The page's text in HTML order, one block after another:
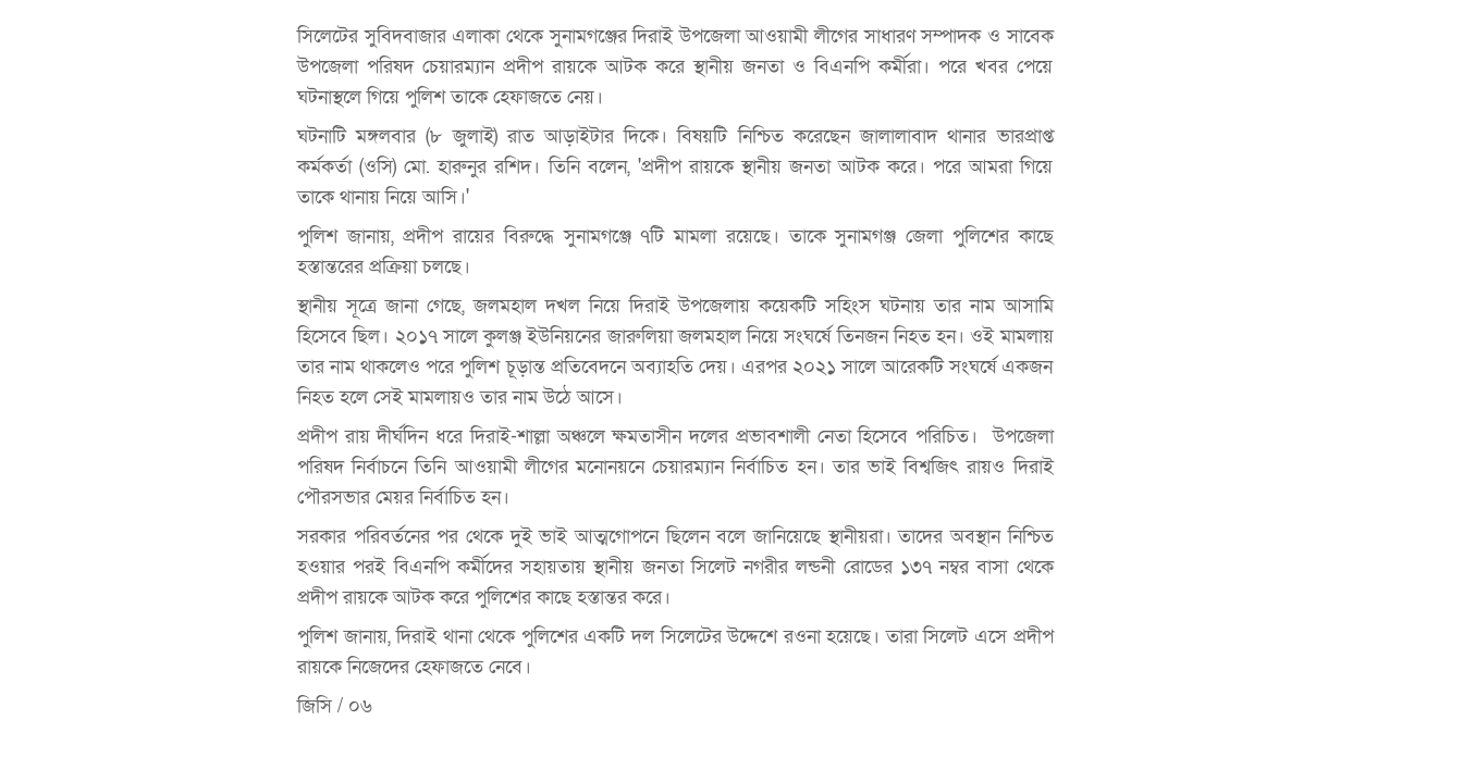
সিলেটের সুবিদবাজার এলাকা থেকে সুনামগঞ্জের দিরাই উপজেলা আওয়ামী লীগের সাধারণ সম্পাদক ও সাবেক
উপজেলা পরিষদ চেয়ারম্যান প্রদীপ রায়কে আটক করে স্থানীয় জনতা ও বিএনপি কর্মীরা। পরে খবর পেয়ে
ঘটনাস্থলে গিয়ে পুলিশ তাকে হেফাজতে নেয়।
ঘটনাটি মঙ্গলবার (৮ জুলাই) রাত আড়াইটার দিকে। বিষয়টি নিশ্চিত করেছেন জালালাবাদ থানার ভারপ্রাপ্ত
কর্মকর্তা (ওসি) মো. হারুনুর রশিদ। তিনি বলেন, 'প্রদীপ রায়কে স্থানীয় জনতা আটক করে। পরে আমরা গিয়ে
তাকে থানায় নিয়ে আসি।'
পুলিশ জানায়, প্রদীপ রায়ের বিরুদ্ধে সুনামগঞ্জে ৭টি মামলা রয়েছে। তাকে সুনামগঞ্জ জেলা পুলিশের কাছে
হস্তান্তরের প্রক্রিয়া চলছে।
স্থানীয় সূত্রে জানা গেছে, জলমহাল দখল নিয়ে দিরাই উপজেলায় কয়েকটি সহিংস ঘটনায় তার নাম আসামি
হিসেবে ছিল। ২০১৭ সালে কুলঞ্জ ইউনিয়নের জারুলিয়া জলমহাল নিয়ে সংঘর্ষে তিনজন নিহত হন। ওই মামলায়
তার নাম থাকলেও পরে পুলিশ চূড়ান্ত প্রতিবেদনে অব্যাহতি দেয়। এরপর ২০২১ সালে আরেকটি সংঘর্ষে একজন
নিহত হলে সেই মামলায়ও তার নাম উঠে আসে।
প্রদীপ রায় দীর্ঘদিন ধরে দিরাই-শাল্লা অঞ্চলে ক্ষমতাসীন দলের প্রভাবশালী নেতা হিসেবে পরিচিত। উপজেলা
পরিষদ নির্বাচনে তিনি আওয়ামী লীগের মনোনয়নে চেয়ারম্যান নির্বাচিত হন। তার ভাই বিশ্বজিৎ রায়ও দিরাই
পৌরসভার মেয়র নির্বাচিত হন।
সরকার পরিবর্তনের পর থেকে দুই ভাই আত্মগোপনে ছিলেন বলে জানিয়েছে স্থানীয়রা। তাদের অবস্থান নিশ্চিত
হওয়ার পরই বিএনপি কর্মীদের সহায়তায় স্থানীয় জনতা সিলেট নগরীর লন্ডনী রোডের ১৩৭ নম্বর বাসা থেকে
প্রদীপ রায়কে আটক করে পুলিশের কাছে হস্তান্তর করে।
পুলিশ জানায়, দিরাই থানা থেকে পুলিশের একটি দল সিলেটের উদ্দেশে রওনা হয়েছে। তারা সিলেট এসে প্রদীপ
রায়কে নিজেদের হেফাজতে নেবে।
জিসি / ০৬